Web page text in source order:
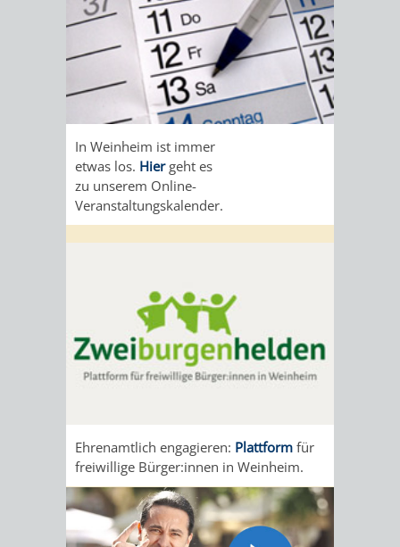
In Weinheim ist immer
etwas los. Hiergeht es
zu unserem Online-
Veranstaltungskalender.
Ehrenamtlich engagieren: Plattform für
freiwillige Bürger:innen in Weinheim.